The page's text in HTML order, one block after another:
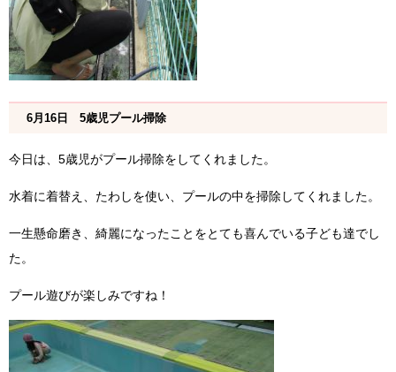
6月16日 5歳児プール掃除
今日は、5歳児がプール掃除をしてくれました。
水着に着替え、たわしを使い、プールの中を掃除してくれました。
一生懸命磨き、綺麗になったことをとても喜んでいる子ども達でし
た。
プール遊びが楽しみですね！